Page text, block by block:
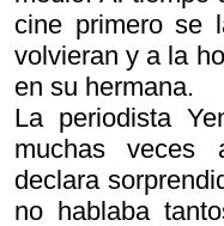
cine primero se
volvieran y a la
en su hermana.
La periodista
muchas
declara
no hablaba